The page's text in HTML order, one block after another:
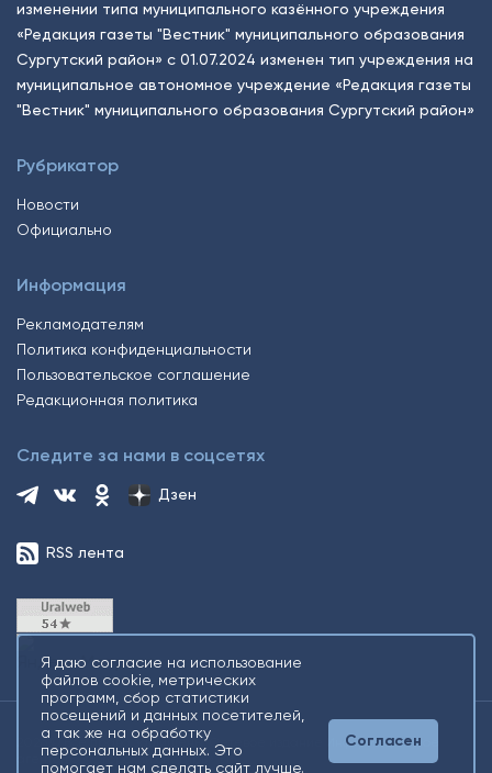
изменении типа муниципального казённого учреждения
«Редакция газеты "Вестник" муниципального образования
Сургутский район» с 01.07.2024 изменен тип учреждения на
муниципальное автономное учреждение «Редакция газеты
"Вестник" муниципального образования Сургутский район»
Рубрикатор
Новости
Официально
Информация
Рекламодателям
Политика конфиденциальности
Пользовательское соглашение
Редакционная политика
Следите за нами в соцсетях
Дзен
RSS лента
2026 © Все права защищены. Сетевое издание Информационное
агентство «Югорский снегирь» +16
Я даю согласие на использование
файлов cookie, метрических
программ, сбор статистики
посещений и данных посетителей,
а так же на обработку
персональных данных. Это
помогает нам сделать сайт лучше.
Согласен